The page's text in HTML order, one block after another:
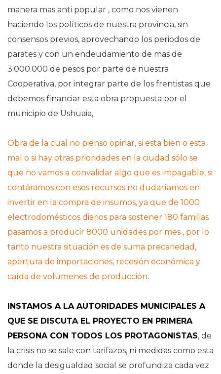
manera mas anti popular , como nos vienen
haciendo los políticos de nuestra provincia, sin
consensos previos, aprovechando los periodos de
parates y con un endeudamiento de mas de
3.000.000 de pesos por parte de nuestra
Cooperativa, por integrar parte de los frentistas que
debemos financiar esta obra propuesta por el
municipio de Ushuaia,
Obra de la cual no pienso opinar, si esta bien o esta
mal o si hay otras prioridades en la ciudad sólo se
que no vamos a convalidar algo que es impagable, si
contáramos con esos recursos no dudaríamos en
invertir en la compra de insumos, ya que de 1000
electrodomésticos diarios para sostener 180 familias
pasamos a producir 8000 unidades por mes , por lo
tanto nuestra situación es de suma precariedad,
apertura de importaciones, recesión económica y
caída de volúmenes de producción.
INSTAMOS A LA AUTORIDADES MUNICIPALES A
QUE SE DISCUTA EL PROYECTO EN PRIMERA
PERSONA CON TODOS LOS PROTAGONISTAS, de
la crisis no se sale con tarifazos, ni medidas como esta
donde la desigualdad social se profundiza cada vez